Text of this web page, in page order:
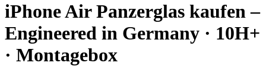
iPhone Air Panzerglas kaufen –
Engineered in Germany · 10H+
· Montagebox